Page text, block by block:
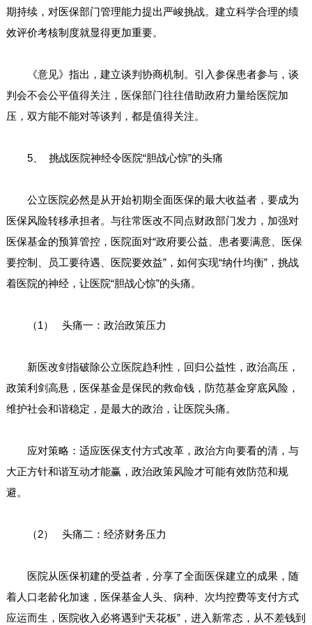
期持续，对医保部门管理能力提出严峻挑战。建立科学合理的绩
效评价考核制度就显得更加重要。
《意见》指出，建立谈判协商机制。引入参保患者参与，谈
判会不会公平值得关注，医保部门往往借助政府力量给医院加
压，双方能不能对等谈判，都是值得关注。
5、 挑战医院神经令医院“胆战心惊”的头痛
公立医院必然是从开始初期全面医保的最大收益者，要成为
医保风险转移承担者。与往常医改不同点财政部门发力，加强对
医保基金的预算管控，医院面对“政府要公益、患者要满意、医保
要控制、员工要待遇、医院要效益”，如何实现“纳什均衡”，挑战
着医院的神经，让医院“胆战心惊”的头痛。
（1） 头痛一：政治政策压力
新医改剑指破除公立医院趋利性，回归公益性，政治高压，
政策利剑高悬，医保基金是保民的救命钱，防范基金穿底风险，
维护社会和谐稳定，是最大的政治，让医院头痛。
应对策略：适应医保支付方式改革，政治方向要看的清，与
大正方针和谐互动才能赢，政治政策风险才可能有效防范和规
避。
（2） 头痛二：经济财务压力
医院从医保初建的受益者，分享了全面医保建立的成果，随
着人口老龄化加速，医保基金人头、病种、次均控费等支付方式
应运而生，医院收入必将遇到“天花板”，进入新常态，从不差钱到